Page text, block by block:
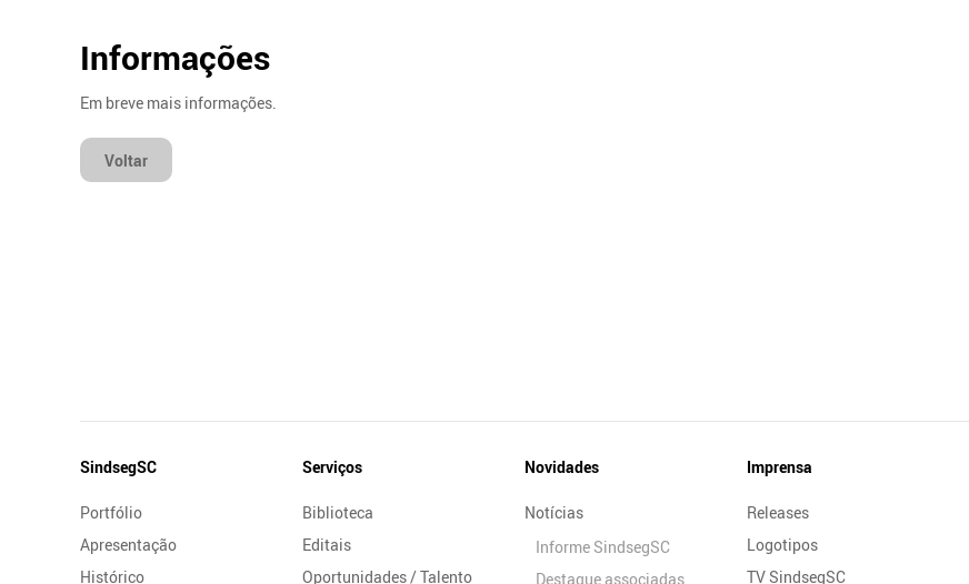
Informações
Em breve mais informações.
Voltar
Mapa
Site
SindsegSC
Portfólio
Apresentação
Histórico
Serviços
Biblioteca
Editais
Oportunidades / Talento
Novidades
Notícias
Informe SindsegSC
Destaque associadas
Imprensa
Releases
Logotipos
TV SindsegSC